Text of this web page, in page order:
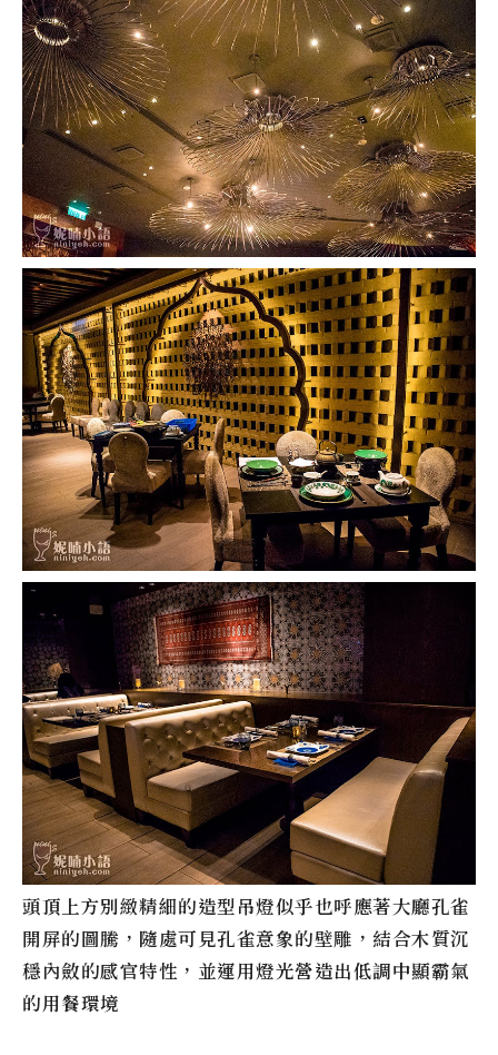
頭頂上方別緻精細的造型吊燈似乎也呼應著大廳孔雀
開屏的圖騰，隨處可見孔雀意象的壁雕，結合木質沉
穩內斂的感官特性，並運用燈光營造出低調中顯霸氣
的用餐環境